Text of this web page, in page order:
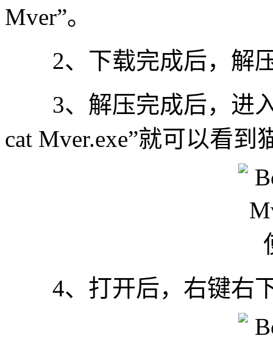
Mver”。
2、下载完成后，解压
3、解压完成后，进入
cat Mver.exe”就可以看到
4、打开后，右键右下